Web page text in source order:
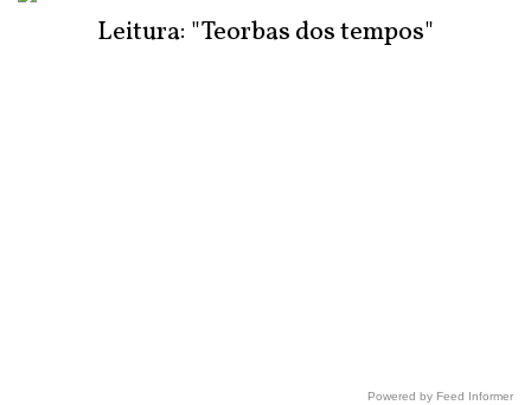
Leitura: "Teorbas dos tempos"
Powered by Feed Informer